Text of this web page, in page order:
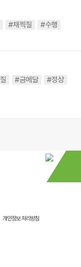
#채찍질 #수행
#금메달
#정상
개인정보 처리방침